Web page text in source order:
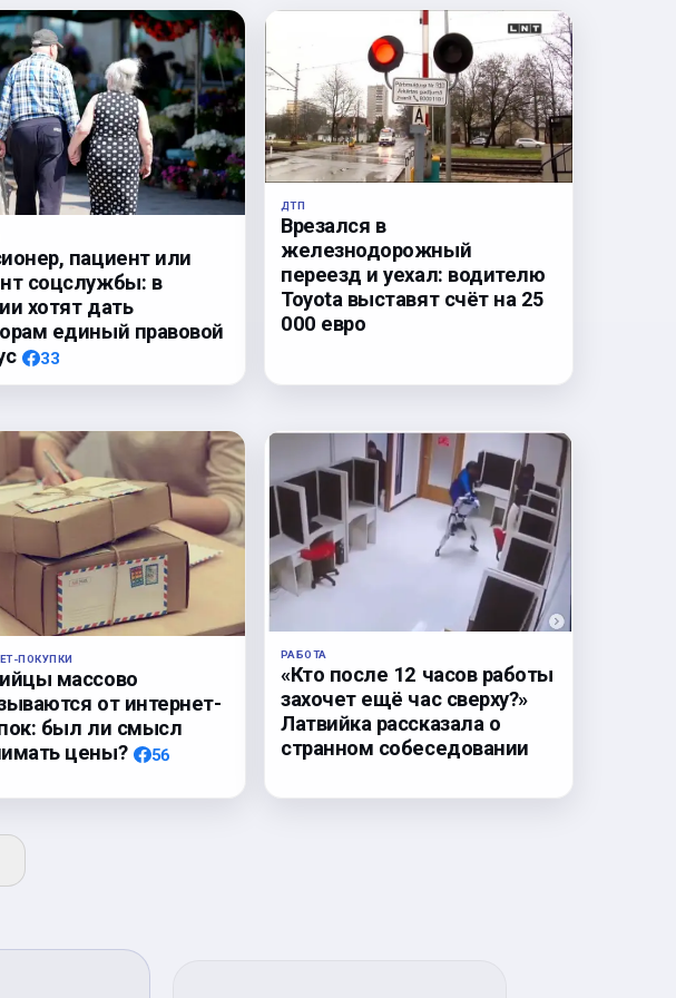
пациент или
соцслужбы: в
хотят дать
единый правовой
33
ДТП
Врезался в
железнодорожный
переезд и уехал: водителю
Toyota выставят счёт на 25
000 евро
ПОКУПКИ
массово
от интернет-
был ли смысл
цены?
56
РАБОТА
«Кто после 12 часов работы
захочет ещё час сверху?»
Латвийка рассказала о
странном собеседовании